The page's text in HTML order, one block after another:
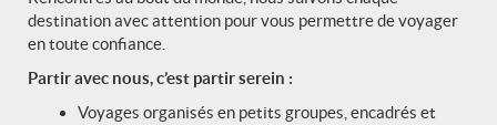
destination avec attention pour vous permettre de voyager
en toute confiance.
Partir avec nous, c’est partir serein :
Voyages organisés en petits groupes, encadrés et